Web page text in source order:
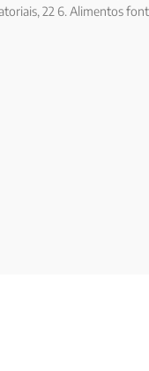
22 6. Alimentos
e em doenças, 59 8.
nutricional, 194 10.